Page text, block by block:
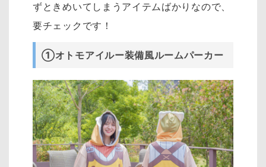
ずときめいてしまうアイテムばかりなので、
要チェックです！
①オトモアイルー装備風ルームパーカー